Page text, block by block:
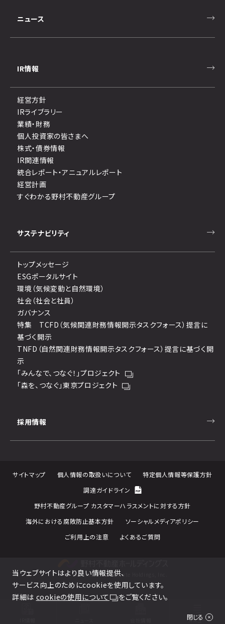
メニュー
ニュース
IR情報
経営方針
IRライブラリー
業績・財務
個人投資家の皆さまへ
株式・債券情報
IR関連情報
統合レポート・アニュアルレポート
経営計画
すぐわかる野村不動産グループ
サステナビリティ
トップメッセージ
ESGポータルサイト
環境（気候変動と自然環境）
社会（社会と社員）
ガバナンス
特集 TCFD（気候関連財務情報開示タスクフォース）提言に
基づく開示
TNFD（自然関連財務情報開示タスクフォース）提言に基づく開
示
「みんなで、つなぐ！」プロジェクト
「森を、つなぐ」東京プロジェクト
採用情報
サイトマップ 個人情報の取扱いについて
特定個人情報等保護方針
調達ガイドライン
野村不動産グループ カスタマーハラスメントに対する方針
海外における腐敗防止基本方針
ソーシャルメディアポリシー
ご利用上の注意
よくあるご質問
© Nomura Real Estate Holdings, Inc.
当ウェブサイトはより良い情報提供、
サービス向上のためにcookieを使用しています。
詳細は cookieの使用について をご覧ください。
閉じる